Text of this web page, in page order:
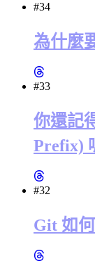
#34
為什麼
#33
你還記
Prefix)
#32
Git 如